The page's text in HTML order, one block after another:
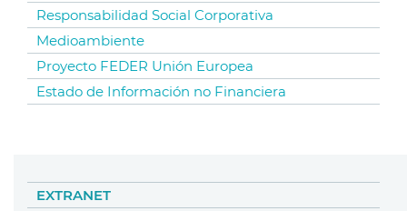
Responsabilidad Social Corporativa
Medioambiente
Proyecto FEDER Unión Europea
Estado de Información no Financiera
EXTRANET